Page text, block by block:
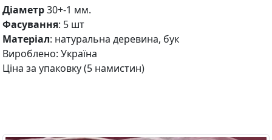
Діаметр30+-1 мм.
Фасування: 5 шт
Матеріал: натуральна деревина, бук
Вироблено: Україна
Ціна за упаковку (5 намистин)